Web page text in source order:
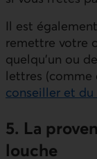
Il est
remettre votre
quelqu’un ou
lettres (comme
conseiller et du
5. La
louche